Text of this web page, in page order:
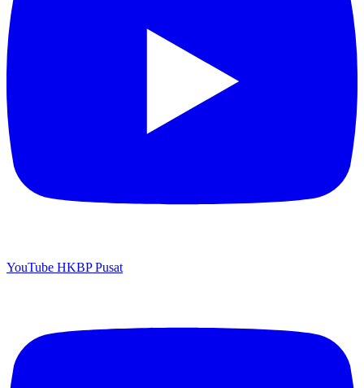
YouTube HKBP Pusat